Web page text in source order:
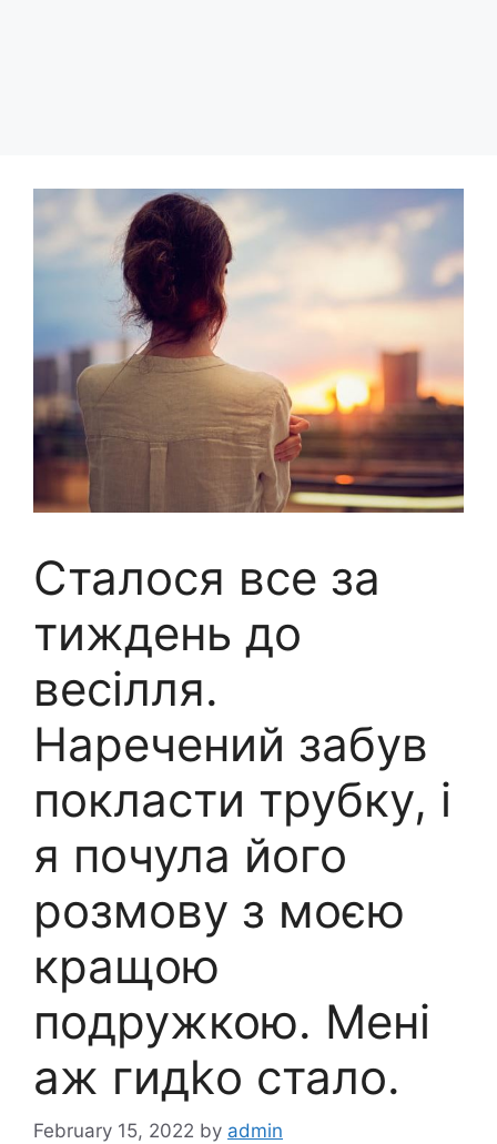
Сталося все за
тиждень до
весілля.
Наречений забув
покласти трубку, і
я почула його
розмову з моєю
кращою
подружкою. Мені
аж гидkо стало.
February 15, 2022 by admin